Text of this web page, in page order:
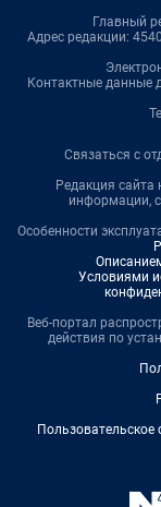
Главный
Адрес редакции:
Контактные данные
Связаться с
Редакция сайта
информации,
Особенности
Условиями
Веб-портал
действия по
Пользовательское